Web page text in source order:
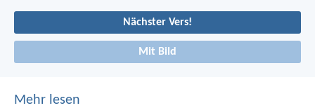
Nächster Vers!
Mit Bild
Mehr lesen